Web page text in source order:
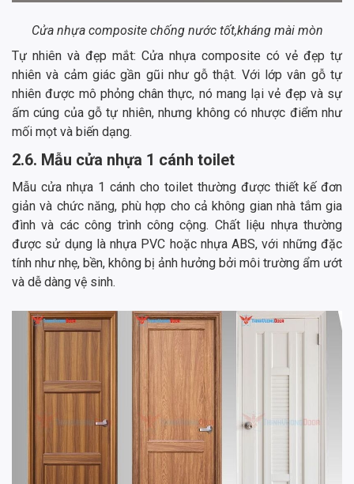
Cửa nhựa composite chống nước tốt,kháng mài mòn
Tự nhiên và đẹp mắt: Cửa nhựa composite có vẻ đẹp tự
nhiên và cảm giác gần gũi như gỗ thật. Với lớp vân gỗ tự
nhiên được mô phỏng chân thực, nó mang lại vẻ đẹp và sự
ấm cúng của gỗ tự nhiên, nhưng không có nhược điểm như
mối mọt và biến dạng.
2.6. Mẫu cửa nhựa 1 cánh toilet
Mẫu cửa nhựa 1 cánh cho toilet thường được thiết kế đơn
giản và chức năng, phù hợp cho cả không gian nhà tắm gia
đình và các công trình công cộng. Chất liệu nhựa thường
được sử dụng là nhựa PVC hoặc nhựa ABS, với những đặc
tính như nhẹ, bền, không bị ảnh hưởng bởi môi trường ẩm ướt
và dễ dàng vệ sinh.